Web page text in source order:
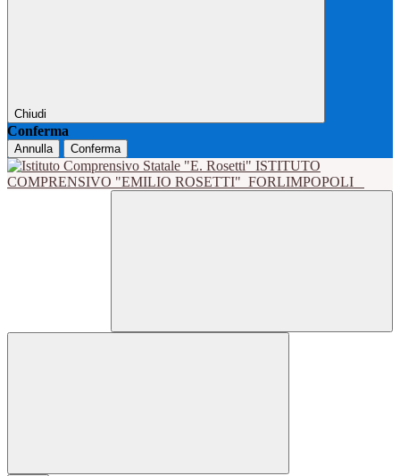
Chiudi
Conferma
Annulla Conferma
ISTITUTO
COMPRENSIVO "EMILIO ROSETTI" FORLIMPOPOLI